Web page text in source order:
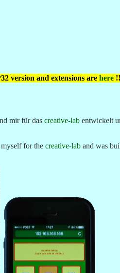
version and extensions arehere !!
mir für das creative-labentwickelt
for the creative-laband was